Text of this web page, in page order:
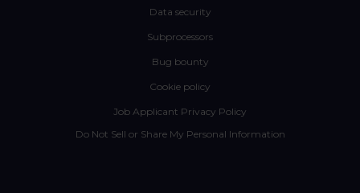
Data security
Subprocessors
Bug bounty
Cookie policy
Job Applicant Privacy Policy
Do Not Sell or Share My Personal Information